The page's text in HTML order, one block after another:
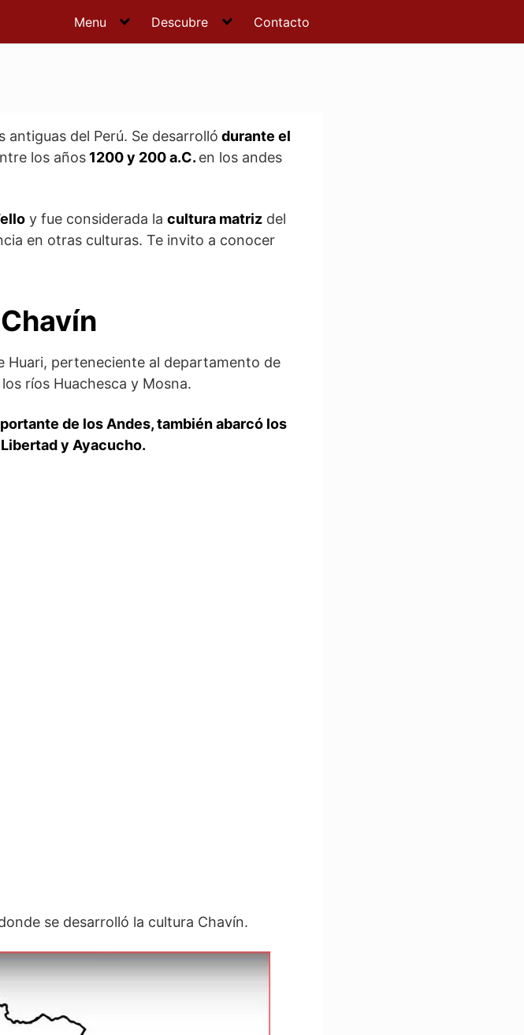
Menu Descubre Contacto
antiguas del Perú. Se desarrolló durante el
los años 1200 y 200 a.C. en los andes
y fue considerada la cultura matriz del
en otras culturas. Te invito a conocer
Huari, perteneciente al departamento de
ríos Huachesca y Mosna.
de los Andes, también abarcó los
y Ayacucho.
se desarrolló la cultura Chavín.